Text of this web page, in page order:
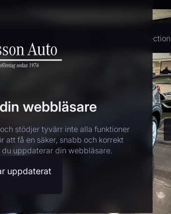
webbläsare
stödjer tyvärr inte alla funktioner
att få en säker, snabb och korrekt
uppdaterar din webbläsare.
uppdaterat
Olofsson Selection